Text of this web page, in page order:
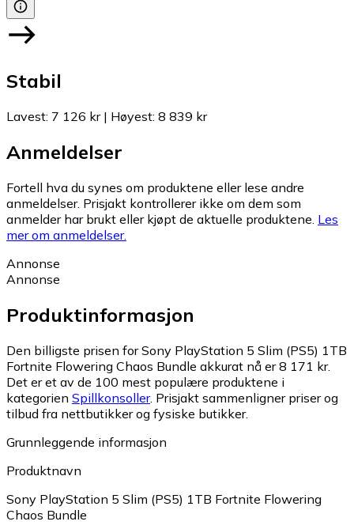
Stabil
Lavest: 7 126 kr| Høyest: 8 839 kr
Anmeldelser
Fortell hva du synes om produktene eller lese andre
anmeldelser. Prisjakt kontrollerer ikke om dem som
anmelder har brukt eller kjøpt de aktuelle produktene. Les
mer om anmeldelser.
Annonse
Annonse
Produktinformasjon
Den billigste prisen for Sony PlayStation 5 Slim (PS5) 1TB
Fortnite Flowering Chaos Bundle akkurat nå er 8 171 kr.
Det er et av de 100 mest populære produktene i
kategorien Spillkonsoller. Prisjakt sammenligner priser og
tilbud fra nettbutikker og fysiske butikker.
Grunnleggende informasjon
Produktnavn
Sony PlayStation 5 Slim (PS5) 1TB Fortnite Flowering
Chaos Bundle